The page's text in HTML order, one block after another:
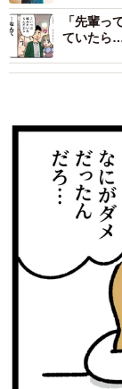
「先輩
ていたら